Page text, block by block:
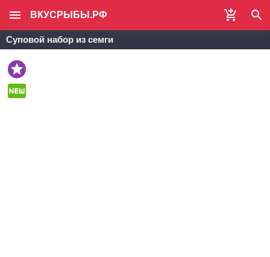
ВКУСРЫБЫ.РФ
Суповой набор из семги